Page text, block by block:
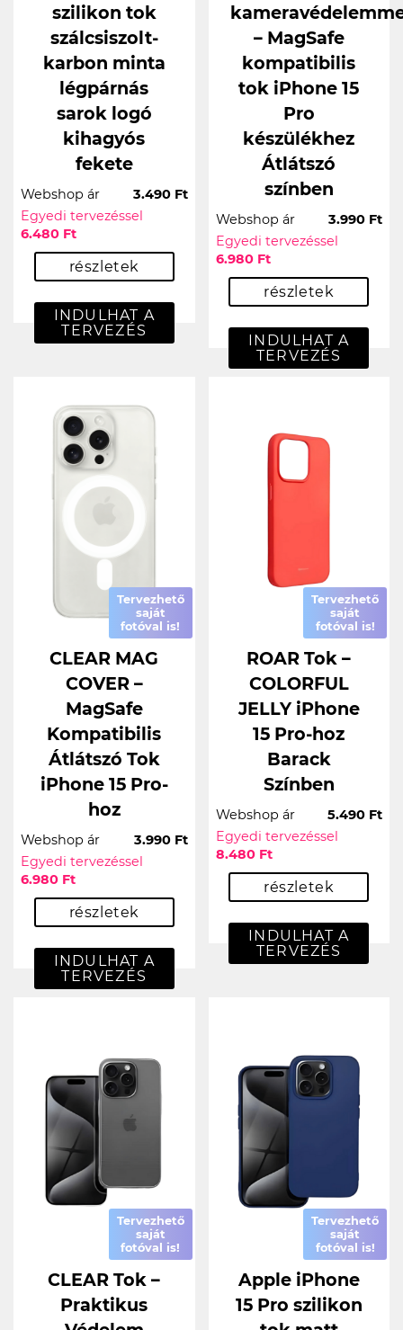
szilikon tok
szálcsiszolt-
karbon minta
légpárnás
sarok logó
kihagyós
fekete
Webshop ár
3.490 Ft
Egyedi tervezéssel
6.480 Ft
részletek
INDULHAT A
TERVEZÉS
– MagSafe
kompatibilis
tok iPhone 15
Pro
készülékhez
Átlátszó
színben
Webshop ár
3.990 Ft
Egyedi tervezéssel
6.980 Ft
részletek
INDULHAT A
TERVEZÉS
Tervezhető
saját
fotóval is!
CLEAR MAG
COVER –
MagSafe
Kompatibilis
Átlátszó Tok
iPhone 15 Pro-
hoz
Webshop ár
3.990 Ft
Egyedi tervezéssel
6.980 Ft
részletek
INDULHAT A
TERVEZÉS
Tervezhető
saját
fotóval is!
ROAR Tok –
COLORFUL
JELLY iPhone
15 Pro-hoz
Barack
Színben
Webshop ár
5.490 Ft
Egyedi tervezéssel
8.480 Ft
részletek
INDULHAT A
TERVEZÉS
Tervezhető
saját
fotóval is!
CLEAR Tok –
Praktikus
Tervezhető
saját
fotóval is!
Apple iPhone
15 Pro szilikon